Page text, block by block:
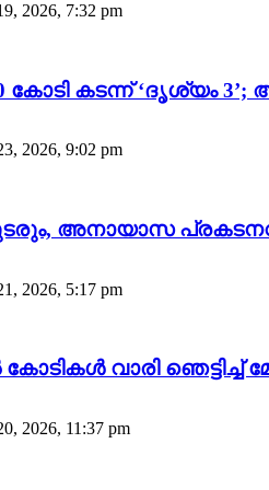
2026, 7:32 pm
കോടി കടന്ന് ‘ദൃശ്യം
2026, 9:02 pm
അനായാസ
2026, 5:17 pm
വാരി
2026, 11:37 pm